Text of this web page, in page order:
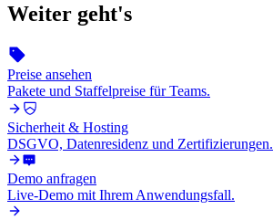
Weiter geht's
Preise ansehen
Pakete und Staffelpreise für Teams.
Sicherheit & Hosting
DSGVO, Datenresidenz und Zertifizierungen.
Demo anfragen
Live-Demo mit Ihrem Anwendungsfall.